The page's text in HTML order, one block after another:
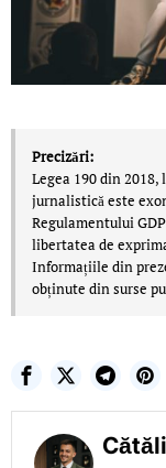
Precizări:
Legea 190 din
jurnalistică este
Regulamentului
libertatea de
Informațiile din
obținute din surse